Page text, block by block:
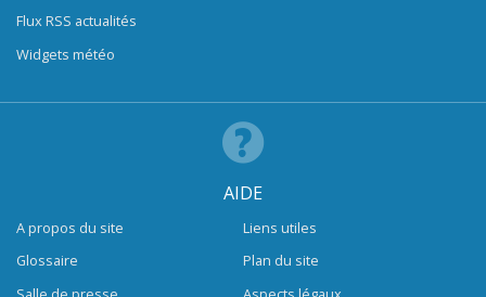
Flux RSS actualités
Widgets météo
AIDE
A propos du site
Glossaire
Liens utiles
Plan du site